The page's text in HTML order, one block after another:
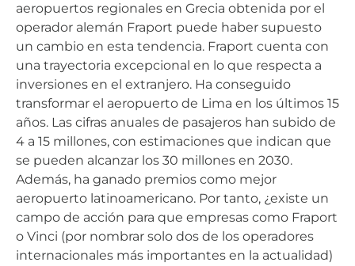
aeropuertos regionales en Grecia obtenida por el
operador alemán Fraport puede haber supuesto
un cambio en esta tendencia. Fraport cuenta con
una trayectoria excepcional en lo que respecta a
inversiones en el extranjero. Ha conseguido
transformar el aeropuerto de Lima en los últimos 15
años. Las cifras anuales de pasajeros han subido de
4 a 15 millones, con estimaciones que indican que
se pueden alcanzar los 30 millones en 2030.
Además, ha ganado premios como mejor
aeropuerto latinoamericano. Por tanto, ¿existe un
campo de acción para que empresas como Fraport
o Vinci (por nombrar solo dos de los operadores
internacionales más importantes en la actualidad)